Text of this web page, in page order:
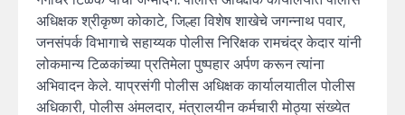
अधिक्षक श्रीकृष्ण कोकाटे, जिल्हा विशेष शाखेचे जगन्नाथ पवार,
जनसंपर्क विभागाचे सहाय्यक पोलीस निरिक्षक रामचंद्र केदार यांनी
लोकमान्य टिळकांच्या प्रतिमेला पुष्पहार अर्पण करून त्यांना
अभिवादन केले. याप्रसंगी पोलीस अधिक्षक कार्यालयातील पोलीस
अधिकारी, पोलीस अंमलदार, मंत्रालयीन कर्मचारी मोठ्या संख्येत